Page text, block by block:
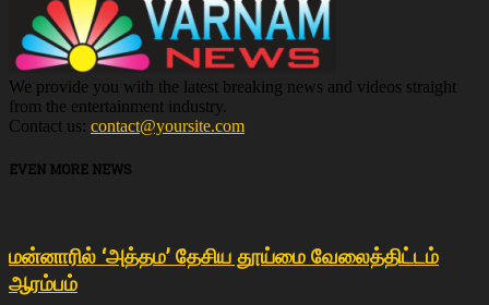
We provide you with the latest breaking news and videos straight
from the entertainment industry.
Contact us: contact@yoursite.com
EVEN MORE NEWS
மன்னாரில் ‘அத்தம’ தேசிய தூய்மை வேலைத்திட்டம்
ஆரம்பம்